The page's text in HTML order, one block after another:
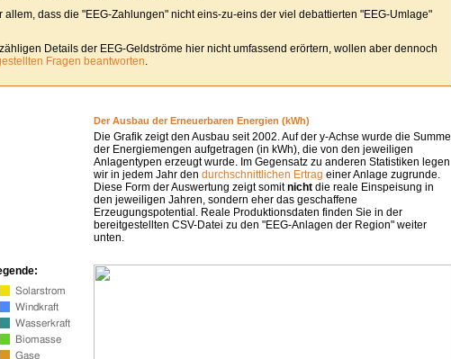
allem, dass die "EEG-Zahlungen" nicht eins-zu-eins der viel debattierten "EEG-Umlage"
Details der EEG-Geldströme hier nicht umfassend erörtern, wollen aber dennoch
Fragen beantworten.
Der Ausbau der Erneuerbaren Energien (kWh)
Die Grafik zeigt den Ausbau seit 2002. Auf der y-Achse wurde die Summe
der Energiemengen aufgetragen (in kWh), die von den jeweiligen
Anlagentypen erzeugt wurde. Im Gegensatz zu anderen Statistiken legen
wir in jedem Jahr den durchschnittlichen Ertrag einer Anlage zugrunde.
Diese Form der Auswertung zeigt somitnicht die reale Einspeisung in
den jeweiligen Jahren, sondern eher das geschaffene
Erzeugungspotential. Reale Produktionsdaten finden Sie in der
bereitgestellten CSV-Datei zu den "EEG-Anlagen der Region" weiter
unten.